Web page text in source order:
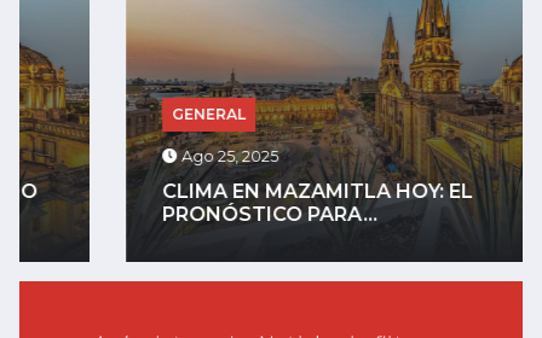
GENERAL
Ago 25, 2025
CLIMA EN MAZAMITLA HOY: EL
PRONÓSTICO PARA...